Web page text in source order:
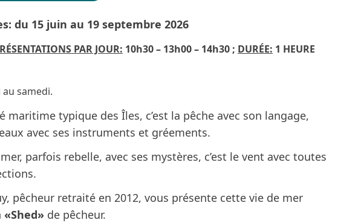
du 15 juin au 19 septembre 2026
PAR JOUR: 10h30 – 13h00 – 14h30 ; DURÉE: 1 HEURE
samedi.
maritime typique des Îles, c’est la pêche avec son langage,
avec ses instruments et gréements.
mer, parfois rebelle, avec ses mystères, c’est le vent avec toutes
pêcheur retraité en 2012, vous présente cette vie de mer
«Shed» de pêcheur.